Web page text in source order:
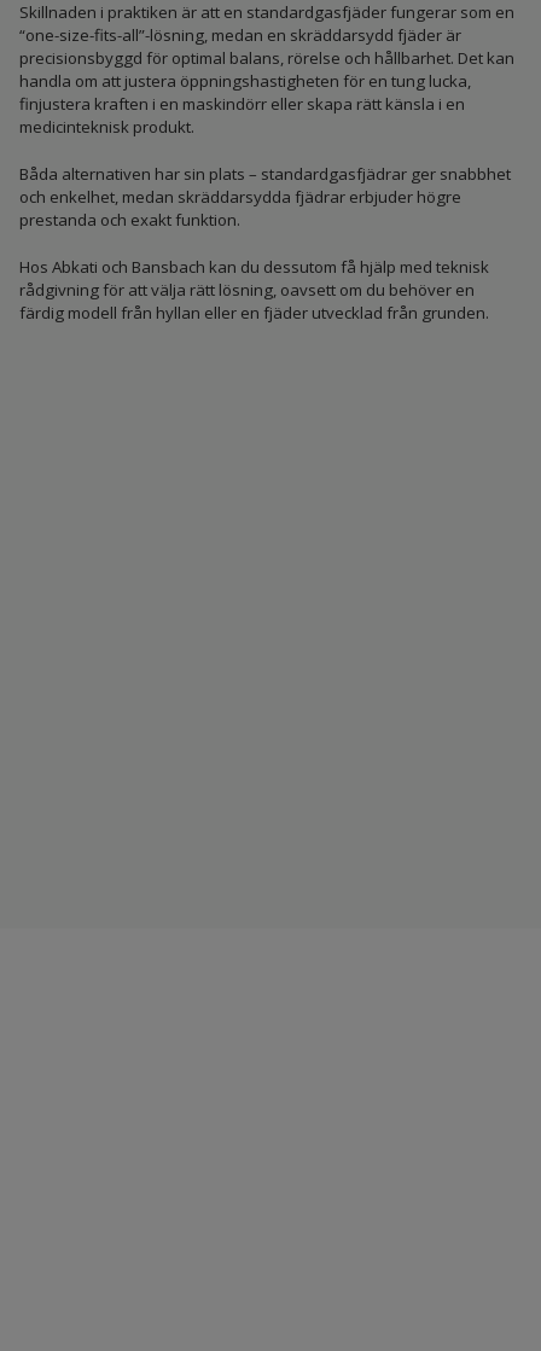
Skillnaden i praktiken är att en standardgasfjäder fungerar som en
“one-size-fits-all”-lösning, medan en skräddarsydd fjäder är
precisionsbyggd för optimal balans, rörelse och hållbarhet. Det kan
handla om att justera öppningshastigheten för en tung lucka,
finjustera kraften i en maskindörr eller skapa rätt känsla i en
medicinteknisk produkt.
Båda alternativen har sin plats – standardgasfjädrar ger snabbhet
och enkelhet, medan skräddarsydda fjädrar erbjuder högre
prestanda och exakt funktion.
Hos Abkati och Bansbach kan du dessutom få hjälp med teknisk
rådgivning för att välja rätt lösning, oavsett om du behöver en
färdig modell från hyllan eller en fjäder utvecklad från grunden.